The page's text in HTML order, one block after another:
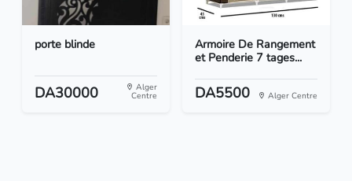
porte blinde
DA30000 Alger
Centre
Armoire De Rangement
et Penderie 7 tages...
DA5500 Alger Centre